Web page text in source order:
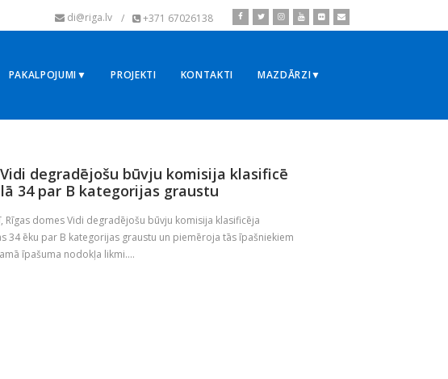
di@riga.lv / +371 67026138
PAKALPOJUMI▼ PROJEKTI KONTAKTI MAZDĀRZI▼
degradējošu būvju komisija klasificē
34 par B kategorijas graustu
Rīgas domes Vidi degradējošu būvju komisija klasificēja
34 ēku par B kategorijas graustu un piemēroja tās īpašniekiem
īpašuma nodokļa likmi....